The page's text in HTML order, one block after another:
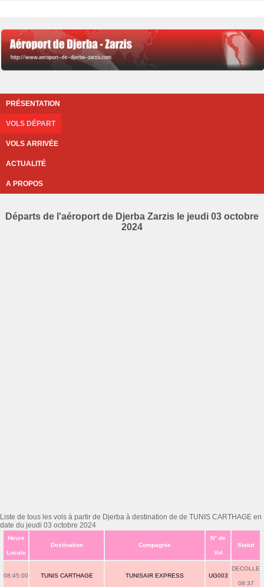
PRÉSENTATION
VOLS DÉPART
VOLS ARRIVÉE
ACTUALITÉ
A PROPOS
Départs de l'aéroport de Djerba Zarzis le jeudi 03 octobre
2024
Liste de tous les vols à partir de Djerba à destination de de TUNIS CARTHAGE en
date du jeudi 03 octobre 2024
Heure
Locale
Destination Compagnie
N° de
Vol
Statut
08:45:00 TUNIS CARTHAGE TUNISAIR EXPRESS UG003
DECOLLE
08:37